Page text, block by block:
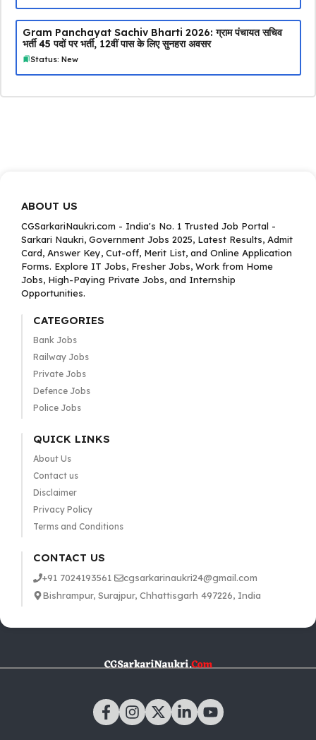
Gram Panchayat Sachiv Bharti 2026: ग्राम पंचायत सचिव
भर्ती 45 पदों पर भर्ती, 12वीं पास के लिए सुनहरा अवसर
Status: New
ABOUT US
CGSarkariNaukri.com - India's No. 1 Trusted Job Portal -
Sarkari Naukri, Government Jobs 2025, Latest Results, Admit
Card, Answer Key, Cut-off, Merit List, and Online Application
Forms. Explore IT Jobs, Fresher Jobs, Work from Home
Jobs, High-Paying Private Jobs, and Internship
Opportunities.
CATEGORIES
Bank Jobs
Railway Jobs
Private Jobs
Defence Jobs
Police Jobs
QUICK LINKS
About Us
Contact us
Disclaimer
Privacy Policy
Terms and Conditions
CONTACT US
+91 7024193561
cgsarkarinaukri24@gmail.com
Bishrampur, Surajpur, Chhattisgarh 497226, India